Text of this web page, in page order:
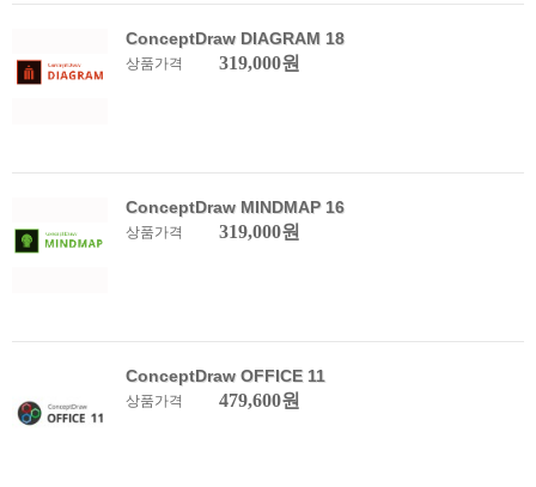
ConceptDraw DIAGRAM 18
상품가격 319,000원
ConceptDraw MINDMAP 16
상품가격 319,000원
ConceptDraw OFFICE 11
상품가격 479,600원